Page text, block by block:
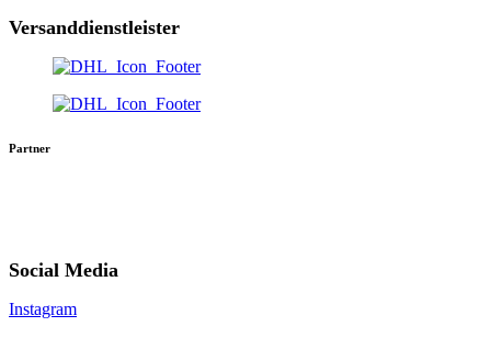
Versanddienstleister
Partner
Social Media
Instagram